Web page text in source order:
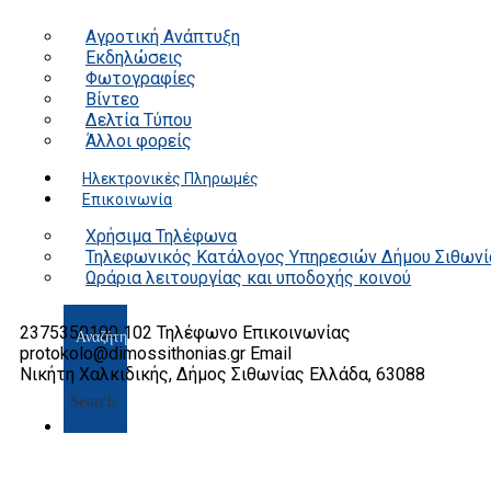
Αγροτική Ανάπτυξη
Εκδηλώσεις
Φωτογραφίες
Βίντεο
Δελτία Τύπου
Άλλοι φορείς
Ηλεκτρονικές Πληρωμές
Επικοινωνία
Χρήσιμα Τηλέφωνα
Τηλεφωνικός Κατάλογος Υπηρεσιών Δήμου
Ωράρια λειτουργίας και υποδοχής κοινού
Search
2375350100 102 Τηλέφωνο Επικοινωνίας
protokolo@dimossithonias.gr Email
Νικήτη Χαλκιδικής, Δήμος Σιθωνίας Ελλάδα, 63088